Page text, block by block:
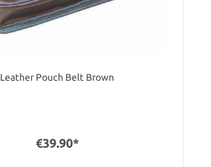
Leather Pouch Belt Brown
€39.90*